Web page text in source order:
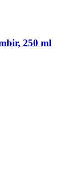
250 ml